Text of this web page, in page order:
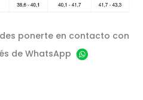
ponerte en contacto con
de WhatsApp